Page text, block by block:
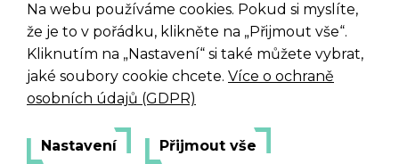
Na webu používáme cookies. Pokud si myslíte,
že je to v pořádku, klikněte na „Přijmout vše“.
Kliknutím na „Nastavení“ si také můžete vybrat,
jaké soubory cookie chcete. Více o ochraně
osobních údajů (GDPR)
Nastavení Přijmout vše